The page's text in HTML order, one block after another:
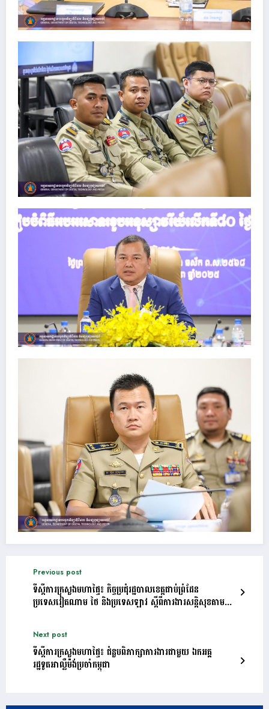
Previous post
ទីស្តីការក្រសួងមហាផ្ទៃ៖ កិច្ចប្រជុំរដ្ឋបាលខេត្តជាប់ព្រំដែន
ប្រទេសវៀតណាម ថៃ និងប្រទេសឡាវ ស្តីពីការងារសន្តិសុខតាម
Next post
ទីស្តីការក្រសួងមហាផ្ទៃ៖ ជំនួបពិភាក្សាការងារជាមួយ ឯកអគ្គ
រដ្ឋទូតអាល្លឺម៉ង់ប្រចាំកម្ពុជា